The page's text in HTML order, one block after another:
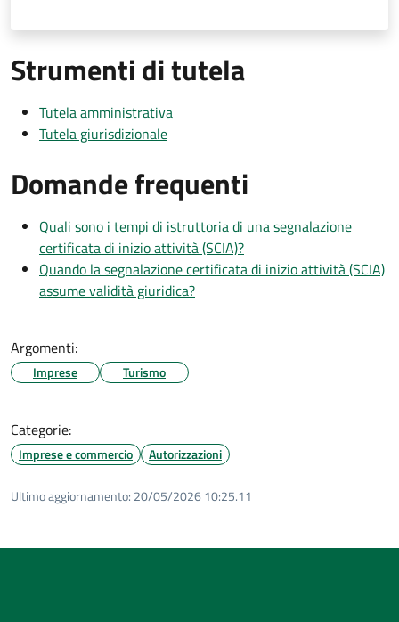
Strumenti di tutela
Tutela amministrativa
Tutela giurisdizionale
Domande frequenti
Quali sono i tempi di istruttoria di una segnalazione
certificata di inizio attività (SCIA)?
Quando la segnalazione certificata di inizio attività (SCIA)
assume validità giuridica?
Argomenti:
Imprese Turismo
Categorie:
Imprese e commercio Autorizzazioni
Ultimo aggiornamento: 20/05/2026 10:25.11